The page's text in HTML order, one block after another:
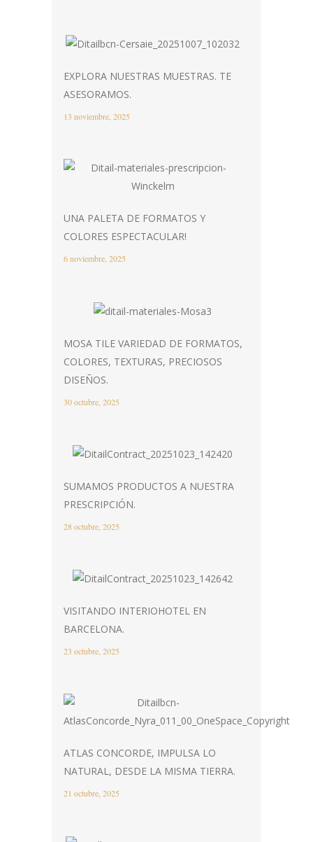
EXPLORA NUESTRAS MUESTRAS. TE
ASESORAMOS.
13 noviembre, 2025
UNA PALETA DE FORMATOS Y
COLORES ESPECTACULAR!
6 noviembre, 2025
MOSA TILE VARIEDAD DE FORMATOS,
COLORES, TEXTURAS, PRECIOSOS
DISEÑOS.
30 octubre, 2025
SUMAMOS PRODUCTOS A NUESTRA
PRESCRIPCIÓN.
28 octubre, 2025
VISITANDO INTERIOHOTEL EN
BARCELONA.
23 octubre, 2025
ATLAS CONCORDE, IMPULSA LO
NATURAL, DESDE LA MISMA TIERRA.
21 octubre, 2025